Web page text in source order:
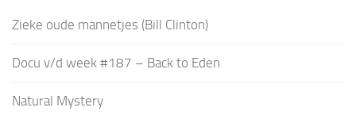
Zieke oude mannetjes (Bill Clinton)
Docu v/d week #187 – Back to Eden
Natural Mystery